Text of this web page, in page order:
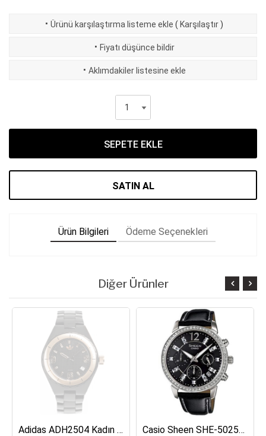
· Ürünü karşılaştırma listeme ekle ( Karşılaştır )
· Fiyatı düşünce bildir
· Aklımdakiler listesine ekle
SEPETE EKLE
SATIN AL
Ürün Bilgileri Ödeme Seçenekleri
Diğer Ürünler
Adidas ADH2504 Kadın Kol Saati
Casio Sheen SHE-5025BL-1ADR Kadın Kol Saati